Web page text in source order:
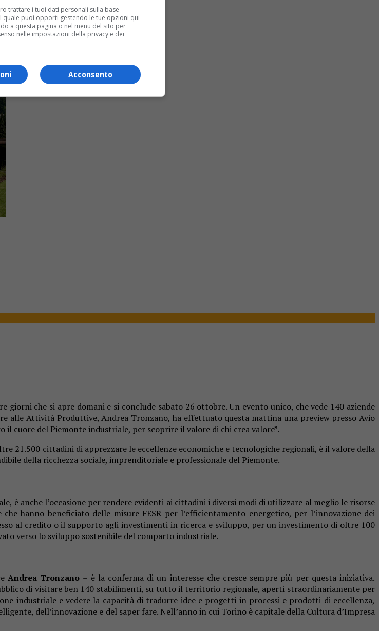
che si apre domani e si conclude sabato 26 ottobre. Un evento unico, che vede 140 aziende
alle Attività Produttive, Andrea Tronzano, ha effettuato questa mattina una preview presso Avio
cuore del Piemonte industriale, per scoprire il valore di chi crea valore”.
21.500 cittadini di apprezzare le eccellenze economiche e tecnologiche regionali, è il valore della
della ricchezza sociale, imprenditoriale e professionale del Piemonte.
è anche l’occasione per rendere evidenti ai cittadini i diversi modi di utilizzare al meglio le risorse
hanno beneficiato delle misure FESR per l’efficientamento energetico, per l’innovazione dei
al credito o il supporto agli investimenti in ricerca e sviluppo, per un investimento di oltre 100
verso lo sviluppo sostenibile del comparto industriale.
Andrea Tronzano – è la conferma di un interesse che cresce sempre più per questa iniziativa.
di visitare ben 140 stabilimenti, su tutto il territorio regionale, aperti straordinariamente per
industriale e vedere la capacità di tradurre idee e progetti in processi e prodotti di eccellenza,
dell’innovazione e del saper fare. Nell’anno in cui Torino è capitale della Cultura d’Impresa
trattare i tuoi dati personali sulla base
quale puoi opporti gestendo le tue opzioni qui
a questa pagina o nel menu del sito per
nelle impostazioni della privacy e dei
Acconsento